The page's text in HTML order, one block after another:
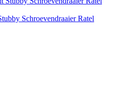
Schroevendraaier Ratel